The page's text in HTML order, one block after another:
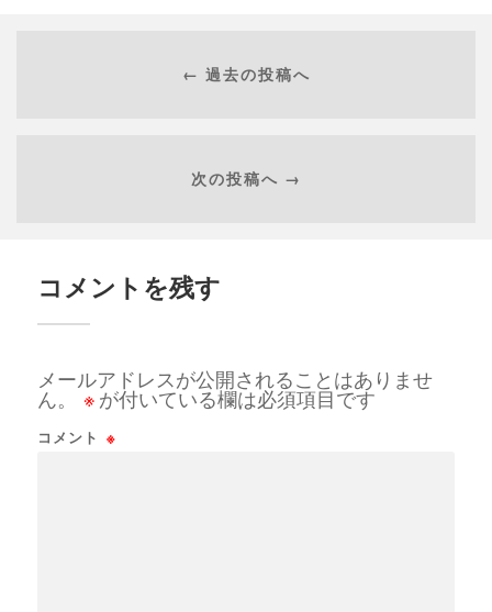
← 過去の投稿へ
次の投稿へ →
コメントを残す
メールアドレスが公開されることはありませ
ん。
※ が付いている欄は必須項目です
コメント ※